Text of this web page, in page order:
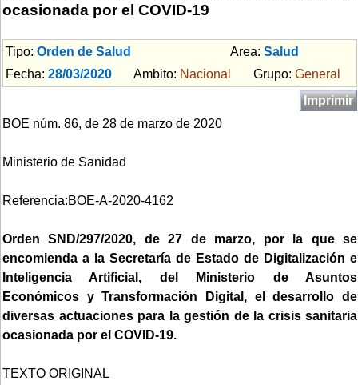
ocasionada por el COVID-19
Tipo: Orden de Salud Area: Salud
Fecha: 28/03/2020 Ambito: Nacional Grupo: General
Imprimir
BOE núm. 86, de 28 de marzo de 2020
Ministerio de Sanidad
Referencia:BOE-A-2020-4162
Orden SND/297/2020, de 27 de marzo, por la que se
encomienda a la Secretaría de Estado de Digitalización e
Inteligencia Artificial, del Ministerio de Asuntos
Económicos y Transformación Digital, el desarrollo de
diversas actuaciones para la gestión de la crisis sanitaria
ocasionada por el COVID-19.
TEXTO ORIGINAL